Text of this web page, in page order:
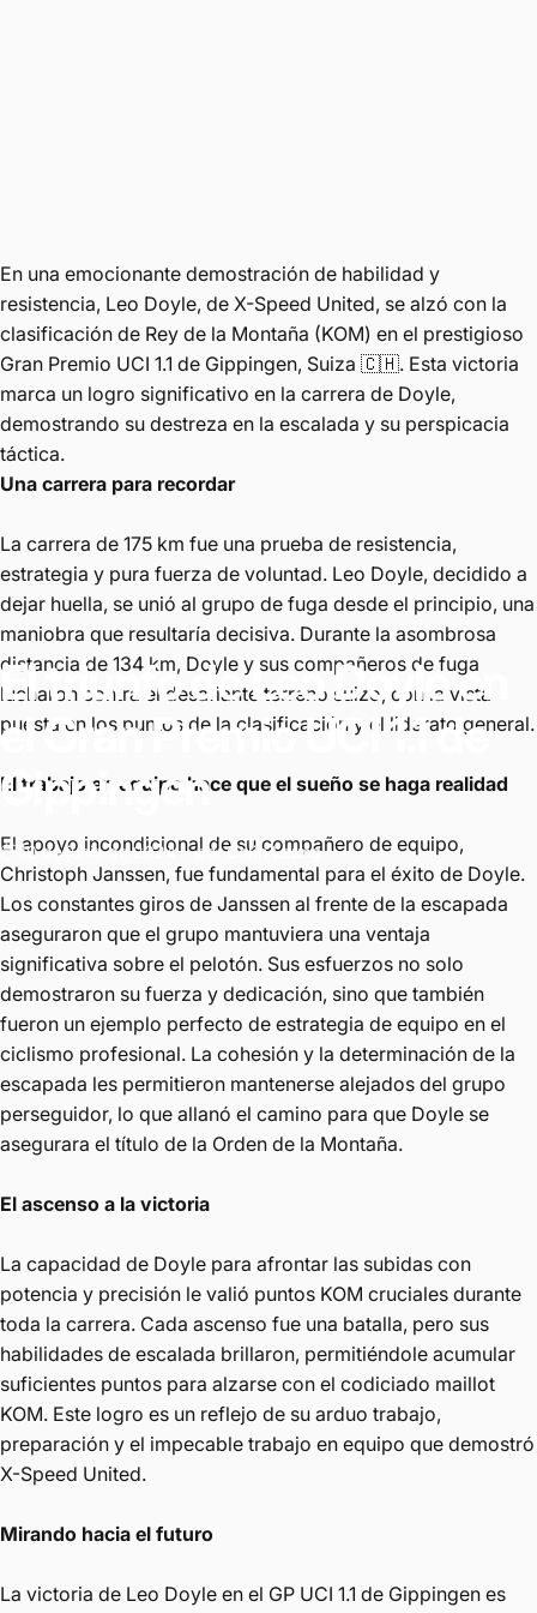
EltriunfodeLeoDoyleen
el GranPremioUCI1.1de
Gippingen
10 de junio de 2024 porColin Leung
En una emocionante demostración de habilidad y
resistencia, Leo Doyle, de X-Speed ​​United, se alzó con la
clasificación de Rey de la Montaña (KOM) en el prestigioso
Gran Premio UCI 1.1 de Gippingen, Suiza 🇨🇭. Esta victoria
marca un logro significativo en la carrera de Doyle,
demostrando su destreza en la escalada y su perspicacia
táctica.
Una carrera para recordar
La carrera de 175 km fue una prueba de resistencia,
estrategia y pura fuerza de voluntad. Leo Doyle, decidido a
dejar huella, se unió al grupo de fuga desde el principio, una
maniobra que resultaría decisiva. Durante la asombrosa
distancia de 134 km, Doyle y sus compañeros de fuga
lucharon contra el desafiante terreno suizo, con la vista
puesta en los puntos de la clasificación y el liderato general.
El trabajo en equipo hace que el sueño se haga realidad
El apoyo incondicional de su compañero de equipo,
Christoph Janssen, fue fundamental para el éxito de Doyle.
Los constantes giros de Janssen al frente de la escapada
aseguraron que el grupo mantuviera una ventaja
significativa sobre el pelotón. Sus esfuerzos no solo
demostraron su fuerza y ​​dedicación, sino que también
fueron un ejemplo perfecto de estrategia de equipo en el
ciclismo profesional. La cohesión y la determinación de la
escapada les permitieron mantenerse alejados del grupo
perseguidor, lo que allanó el camino para que Doyle se
asegurara el título de la Orden de la Montaña.
El ascenso a la victoria
La capacidad de Doyle para afrontar las subidas con
potencia y precisión le valió puntos KOM cruciales durante
toda la carrera. Cada ascenso fue una batalla, pero sus
habilidades de escalada brillaron, permitiéndole acumular
suficientes puntos para alzarse con el codiciado maillot
KOM. Este logro es un reflejo de su arduo trabajo,
preparación y el impecable trabajo en equipo que demostró
X-Speed ​​United.
Mirando hacia el futuro
La victoria de Leo Doyle en el GP UCI 1.1 de Gippingen es